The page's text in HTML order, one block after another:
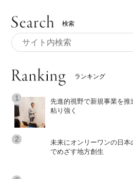
検索
ランキング
先進的視野で新規事業を
粘り強く
未来にオンリーワンの日
でめざす地方創生